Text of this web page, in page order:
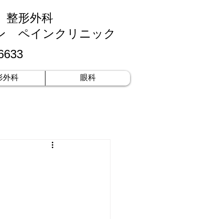
形外科
ペインクリニック
外科 眼科